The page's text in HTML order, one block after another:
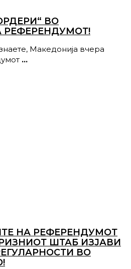
ВО
РЕФЕРЕНДУМОТ!
Македонија вчера
…
НА РЕФЕРЕНДУМОТ
ШТАБ ИЗЈАВИ
ВО